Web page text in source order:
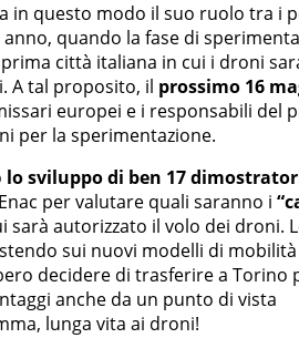
in questo modo il suo ruolo tra i
quando la fase di
città italiana in cui i droni
A tal proposito, il prossimo 16
europei e i responsabili del
per la sperimentazione.
lo sviluppo di ben 17
per valutare quali saranno i
sarà autorizzato il volo dei droni.
sui nuovi modelli di mobilità
decidere di trasferire a Torino
anche da un punto di vista
lunga vita ai droni!